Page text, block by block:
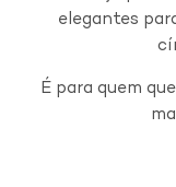
elegantes
É para quem